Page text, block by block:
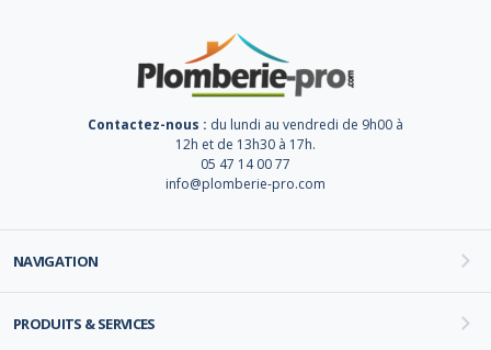
Contactez-nous : du lundi au vendredi de 9h00 à
12h et de 13h30 à 17h.
05 47 14 00 77
info@plomberie-pro.com
NAVIGATION
PRODUITS & SERVICES